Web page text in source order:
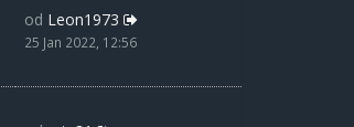
od Leon1973
25 Jan 2022, 12:56